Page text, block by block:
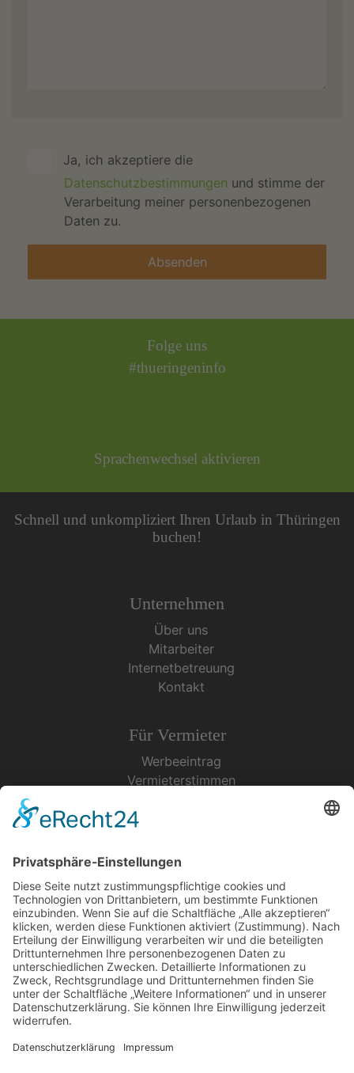
Ja, ich akzeptiere die
Datenschutzbestimmungen und stimme der
Verarbeitung meiner personenbezogenen
Daten zu.
Folge uns
#thueringeninfo
Sprachenwechsel aktivieren
Schnell und unkompliziert Ihren Urlaub in Thüringen
buchen!
Unternehmen
Über uns
Mitarbeiter
Internetbetreuung
Kontakt
Für Vermieter
Werbeeintrag
Vermieterstimmen
Urlaubsservice
Bücher, Karten & CD's
Ihre Anreise
Wetter
Links
Nutzungsbedingungen
Datenschutz